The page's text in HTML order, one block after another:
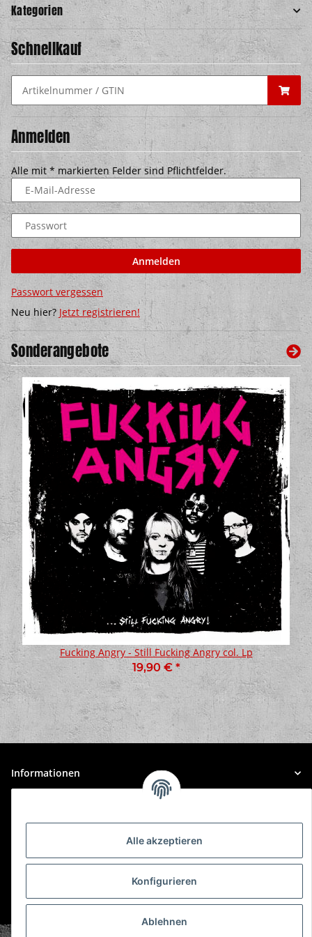
Kategorien
Schnellkauf
Anmelden
Alle mit * markierten Felder sind Pflichtfelder.
E-Mail-Adresse
Passwort
Anmelden
Passwort vergessen
Neu hier? Jetzt registrieren!
Sonderangebote
Fucking Angry - Still Fucking Angry col. Lp
19,90 € *
Informationen
* Alle Preise inkl. gesetzlicher USt., zzgl.Versand
Alle akzeptieren
Konfigurieren
Ablehnen